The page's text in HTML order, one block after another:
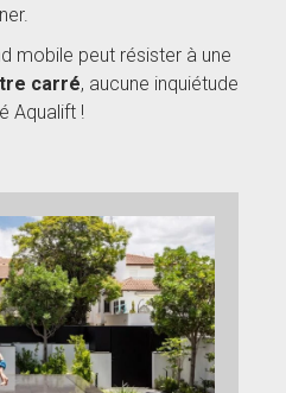
mobile peut résister à une
carré, aucune inquiétude
Aqualift !